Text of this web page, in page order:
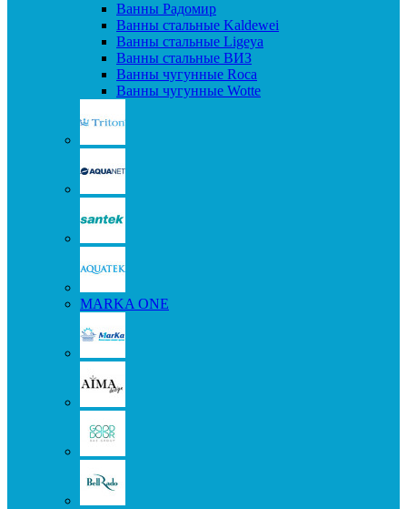
Ванны Радомир
Ванны стальные Kaldewei
Ванны стальные Ligeya
Ванны стальные ВИЗ
Ванны чугунные Roca
Ванны чугунные Wotte
MARKA ONE